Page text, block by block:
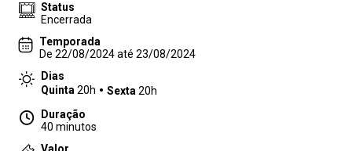
Status
Encerrada
Temporada
De 22/08/2024 até 23/08/2024
Dias
Quinta 20h Sexta 20h
Duração
40 minutos